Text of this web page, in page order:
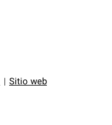
Sitio web